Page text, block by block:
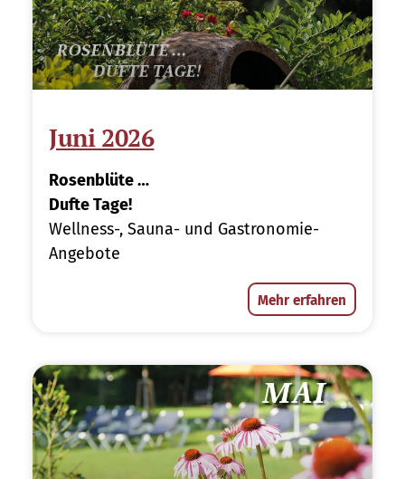
Juni 2026
Rosenblüte …
Dufte Tage!
Wellness-, Sauna- und Gastronomie-
Angebote
Mehr erfahren